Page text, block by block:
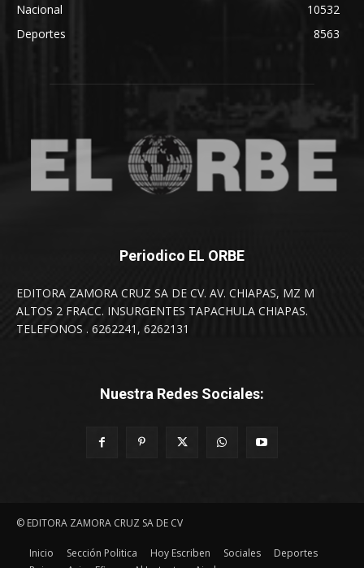
Nacional
10532
Deportes
8563
Periodico EL ORBE
EDITORA ZAMORA CRUZ SA DE CV. AV. CHIAPAS, MZ M
ALTOS 2 FRACC. INSURGENTES TAPACHULA CHIAPAS.
TELEFONOS . 6262241, 6262131
Nuestra Redes Sociales:
© EDITORA ZAMORA CRUZ SA DE CV
Inicio Sección Politica Hoy Escriben Sociales
Deportes